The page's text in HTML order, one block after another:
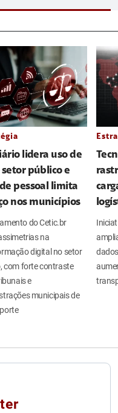
lidera uso de
setor público e
pessoal limita
nos municípios
do Cetic.br
na
digital no setor
com forte contraste
e
municipais de